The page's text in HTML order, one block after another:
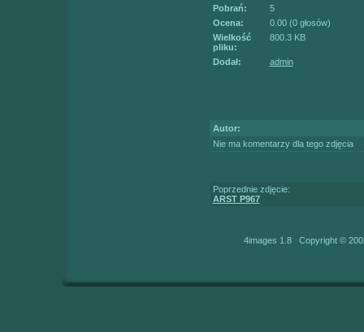
Pobrań:
5
Ocena:
0.00 (0 głosów)
Wielkość
pliku:
800.3 KB
Dodał: admin
Autor:
Nie ma komentarzy dla tego zdjęcia
Poprzednie zdjęcie:
ARST P967
4images 1.8 Copyright ©